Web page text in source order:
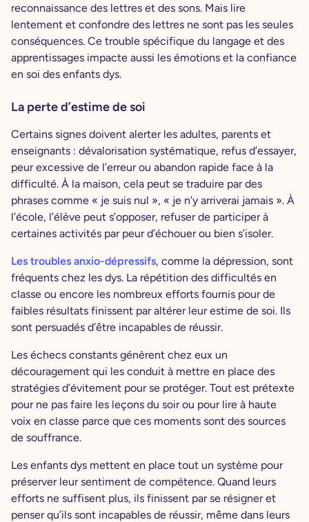
reconnaissance des lettres et des sons. Mais lire
lentement et confondre des lettres ne sont pas les seules
conséquences. Ce trouble spécifique du langage et des
apprentissages impacte aussi les émotions et la confiance
en soi des enfants dys.
La perte d’estime de soi
Certains signes doivent alerter les adultes, parents et
enseignants : dévalorisation systématique, refus d’essayer,
peur excessive de l’erreur ou abandon rapide face à la
difficulté. À la maison, cela peut se traduire par des
phrases comme « je suis nul », « je n’y arriverai jamais ». À
l’école, l’élève peut s’opposer, refuser de participer à
certaines activités par peur d’échouer ou bien s’isoler.
Les troubles anxio-dépressifs, comme la dépression, sont
fréquents chez les dys. La répétition des difficultés en
classe ou encore les nombreux efforts fournis pour de
faibles résultats finissent par altérer leur estime de soi. Ils
sont persuadés d’être incapables de réussir.
Les échecs constants génèrent chez eux un
découragement qui les conduit à mettre en place des
stratégies d’évitement pour se protéger. Tout est prétexte
pour ne pas faire les leçons du soir ou pour lire à haute
voix en classe parce que ces moments sont des sources
de souffrance.
Les enfants dys mettent en place tout un système pour
préserver leur sentiment de compétence. Quand leurs
efforts ne suffisent plus, ils finissent par se résigner et
penser qu’ils sont incapables de réussir, même dans leurs